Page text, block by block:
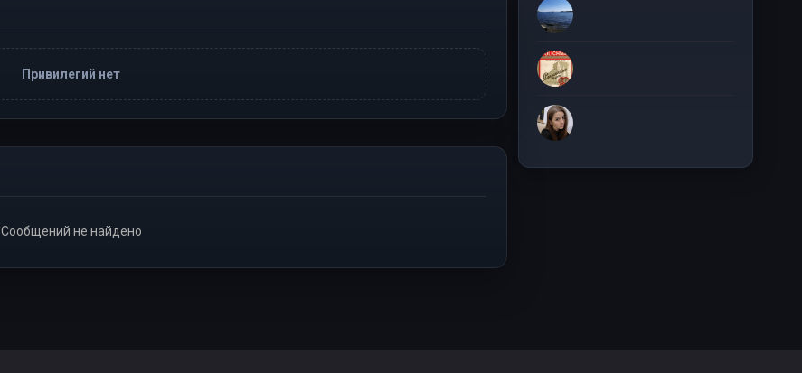
Привилегий нет
Сообщений не найдено